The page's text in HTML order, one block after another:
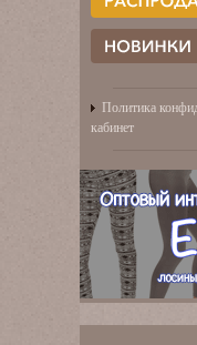
Политика
кабинет